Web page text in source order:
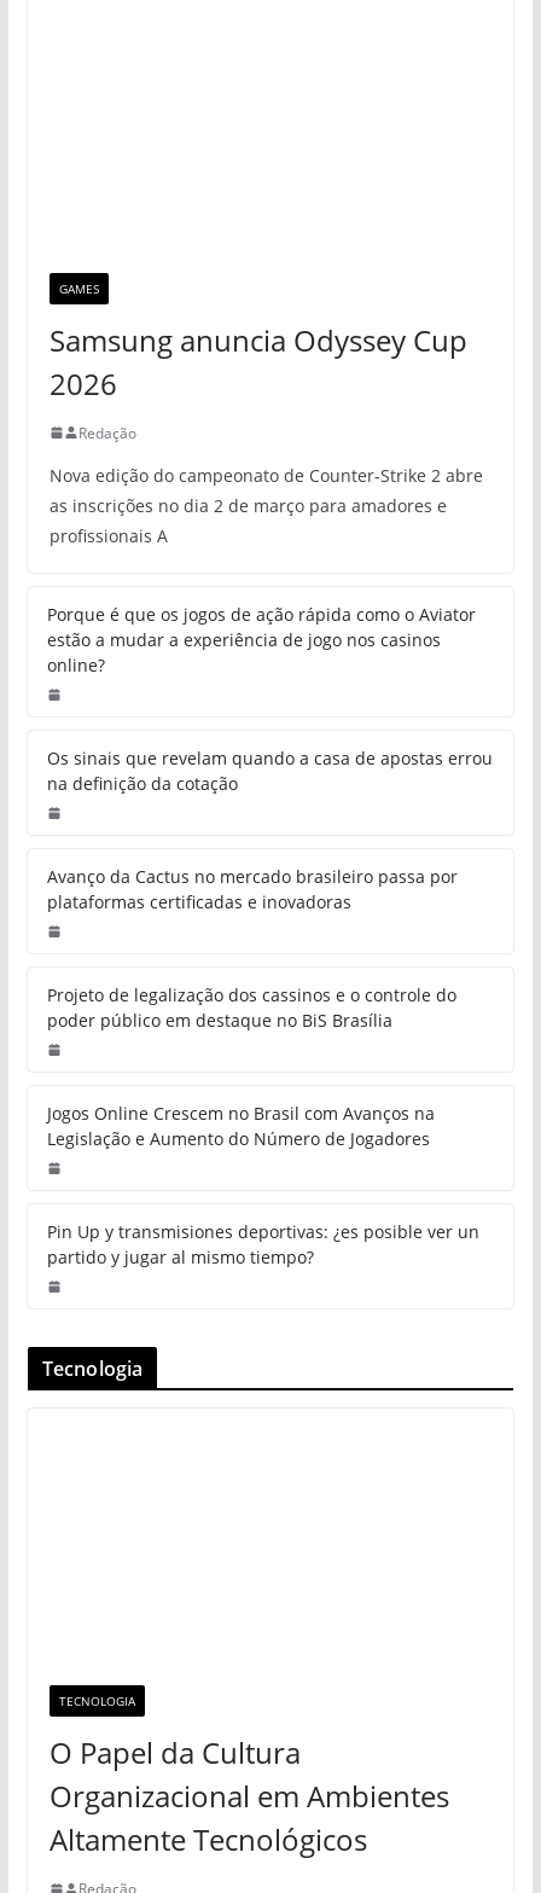
GAMES
Samsung anuncia Odyssey Cup
2026
Redação
Nova edição do campeonato de Counter-Strike 2 abre
as inscrições no dia 2 de março para amadores e
profissionais A
Porque é que os jogos de ação rápida como o Aviator
estão a mudar a experiência de jogo nos casinos
online?
Os sinais que revelam quando a casa de apostas errou
na definição da cotação
Avanço da Cactus no mercado brasileiro passa por
plataformas certificadas e inovadoras
Projeto de legalização dos cassinos e o controle do
poder público em destaque no BiS Brasília
Jogos Online Crescem no Brasil com Avanços na
Legislação e Aumento do Número de Jogadores
Pin Up y transmisiones deportivas: ¿es posible ver un
partido y jugar al mismo tiempo?
Tecnologia
TECNOLOGIA
O Papel da Cultura
Organizacional em Ambientes
Altamente Tecnológicos